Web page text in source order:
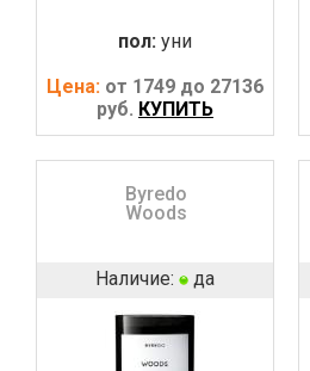
пол: уни
Цена: от 1749 до 27136
руб. КУПИТЬ
Byredo
Woods
Наличие: да